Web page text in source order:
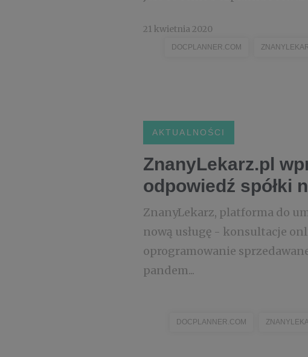
21 kwietnia 2020
DOCPLANNER.COM
AKTUALNOŚCI
ZnanyLekarz.pl
odpowiedź spółki
ZnanyLekarz, platforma do
nową usługę - konsultacje
oprogramowanie
pandem...
DOCPLANNER.COM